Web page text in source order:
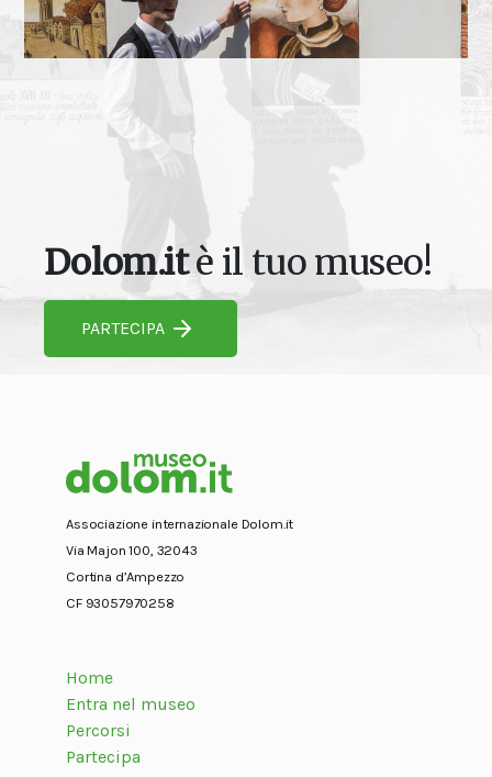
Dolom.itè il tuo museo!
PARTECIPA
Associazione internazionale Dolom.it
Via Majon 100, 32043
Cortina d’Ampezzo
CF 93057970258
Home
Entra nel museo
Percorsi
Partecipa